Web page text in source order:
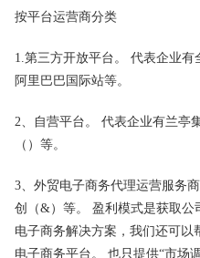
按平台运营商分类
1.第三方开放平台。 代表企业有
阿里巴巴国际站等。
2、自营平台。 代表企业有兰亭
（）等。
3、外贸电子商务代理运营服务
创（&）等。 盈利模式是获取
电子商务解决方案，我们还可
电子商务平台。 也只提供“市场